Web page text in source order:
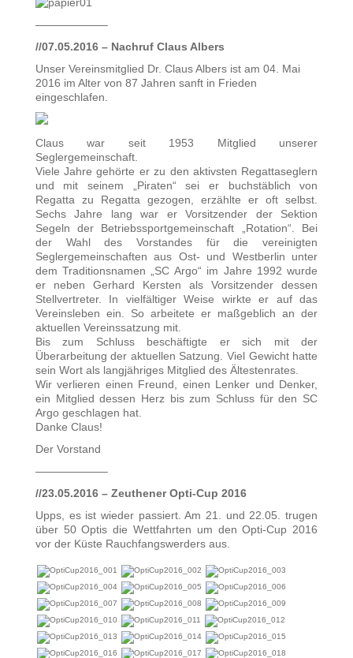
——————–
//07.05.2016 – Nachruf Claus Albers
Unser Vereinsmitglied Dr. Claus Albers ist am 04. Mai
2016 im Alter von 87 Jahren sanft in Frieden
eingeschlafen.
Claus war seit 1953 Mitglied unserer
Seglergemeinschaft.
Viele Jahre gehörte er zu den aktivsten Regattaseglern
und mit seinem „Piraten“ sei er buchstäblich von
Regatta zu Regatta gezogen, erzählte er oft selbst.
Sechs Jahre lang war er Vorsitzender der Sektion
Segeln der Betriebssportgemeinschaft „Rotation“. Bei
der Wahl des Vorstandes für die vereinigten
Seglergemeinschaften aus Ost- und Westberlin unter
dem Traditionsnamen „SC Argo“ im Jahre 1992 wurde
er neben Gerhard Kersten als Vorsitzender dessen
Stellvertreter. In vielfältiger Weise wirkte er auf das
Vereinsleben ein. So arbeitete er maßgeblich an der
aktuellen Vereinssatzung mit.
Bis zum Schluss beschäftigte er sich mit der
Überarbeitung der aktuellen Satzung. Viel Gewicht hatte
sein Wort als langjähriges Mitglied des Ältestenrates.
Wir verlieren einen Freund, einen Lenker und Denker,
ein Mitglied dessen Herz bis zum Schluss für den SC
Argo geschlagen hat.
Danke Claus!
Der Vorstand
——————–
//23.05.2016 – Zeuthener Opti-Cup 2016
Upps, es ist wieder passiert. Am 21. und 22.05. trugen
über 50 Optis die Wettfahrten um den Opti-Cup 2016
vor der Küste Rauchfangswerders aus.